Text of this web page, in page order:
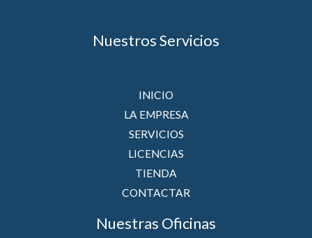
Nuestros Servicios
INICIO
LA EMPRESA
SERVICIOS
LICENCIAS
TIENDA
CONTACTAR
Nuestras Oficinas